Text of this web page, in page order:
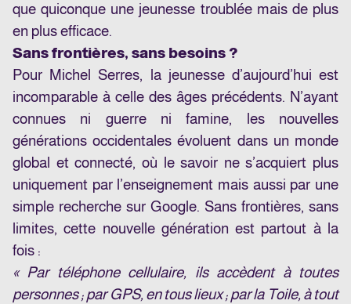
que quiconque une jeunesse troublée mais de plus
en plus efficace.
Sans frontières, sans besoins ?
Pour Michel Serres, la jeunesse d’aujourd’hui est
incomparable à celle des âges précédents. N’ayant
connues ni guerre ni famine, les nouvelles
générations occidentales évoluent dans un monde
global et connecté, où le savoir ne s’acquiert plus
uniquement par l’enseignement mais aussi par une
simple recherche sur Google. Sans frontières, sans
limites, cette nouvelle génération est partout à la
fois :
« Par téléphone cellulaire, ils accèdent à toutes
personnes ; par GPS, en tous lieux ; par la Toile, à tout